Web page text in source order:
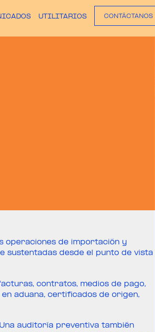
UTILITARIOS CONTÁCTANOS
operaciones de importación y
sustentadas desde el punto de vista
contratos, medios de pago,
aduana, certificados de origen,
auditoría preventiva también